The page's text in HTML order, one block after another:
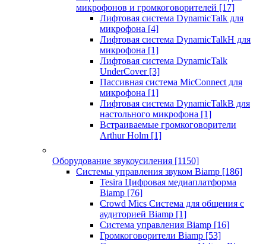
микрофонов и громкоговорителей [17]
Лифтовая система DynamicTalk для
микрофона [4]
Лифтовая система DynamicTalkH для
микрофона [1]
Лифтовая система DynamicTalk
UnderCover [3]
Пассивная система MicConnect для
микрофона [1]
Лифтовая система DynamicTalkB для
настольного микрофона [1]
Встраиваемые громкоговорители
Arthur Holm [1]
Оборудование звукоусиления [1150]
Системы управления звуком Biamp [186]
Tesira Цифровая медиаплатформа
Biamp [76]
Crowd Mics Система для общения с
аудиторией Biamp [1]
Система управления Biamp [16]
Громкоговорители Biamp [53]